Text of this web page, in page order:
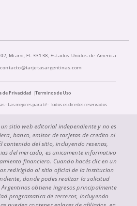
Miami, FL 33138, Estados Unidos de America
contacto@tarjetasargentinas.com
de Privacidad
Terminos de Uso
- Las mejores para ti! - Todos os direitos reservados
sitio web editorial independiente y no es
banco, emisor de tarjetas de credito ni
contenido del sitio, incluyendo resenas,
del mercado, es unicamente informativo
financiero. Cuando hacés clic en un
redirigido al sitio oficial de la institucion
donde podes realizar la solicitud
obtiene ingresos principalmente
programatica de terceros, incluyendo